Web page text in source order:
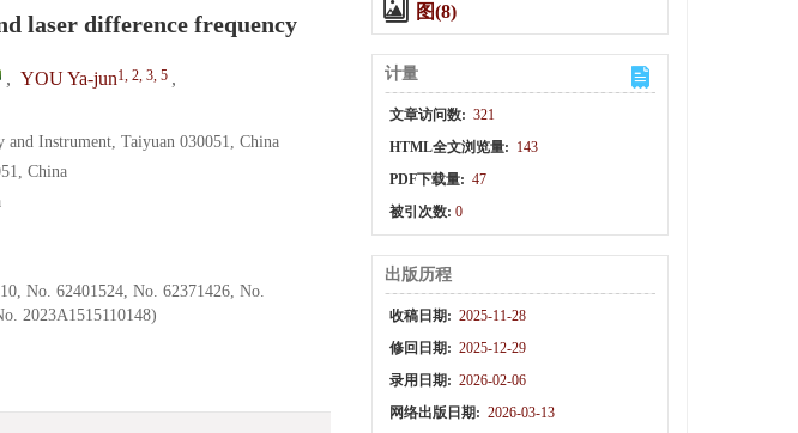
laser difference frequency
, YOU Ya-jun1, 2, 3, 5 ,
Instrument, Taiyuan 030051, China
China
No. 62401524, No. 62371426, No.
2023A1515110148)
图(8)
计量
文章访问数: 321
HTML全文浏览量: 143
PDF下载量: 47
被引次数: 0
出版历程
收稿日期: 2025-11-28
修回日期: 2025-12-29
录用日期: 2026-02-06
网络出版日期: 2026-03-13